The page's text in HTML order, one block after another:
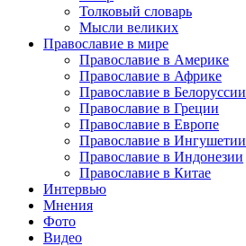
Толковый словарь
Мысли великих
Православие в мире
Православие в Америке
Православие в Африке
Православие в Белоруссии
Православие в Греции
Православие в Европе
Православие в Ингушетии
Православие в Индонезии
Православие в Китае
Интервью
Мнения
Фото
Видео